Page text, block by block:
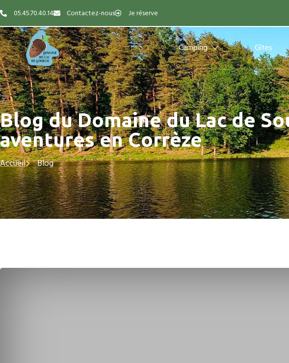
05.45.70.40.14 Contactez-nous Je réserve
Camping Gîtes
Blog du Domaine du Lac de
aventures en Corrèze
Accueil Blog